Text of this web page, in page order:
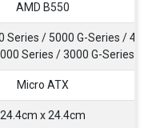
AMD B550
Series / 5000 G-Series /
Series / 3000 G-Series
Micro ATX
24.4cm x 24.4cm